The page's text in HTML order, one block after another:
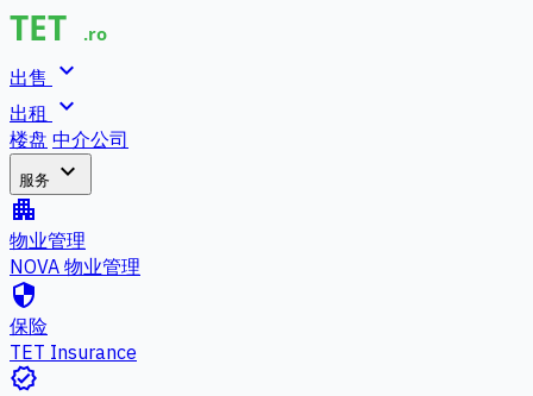
出售 expand_more
出租 expand_more
楼盘 中介公司
服务 expand_more
apartment
物业管理
NOVA 物业管理
security
保险
TET Insurance
verified